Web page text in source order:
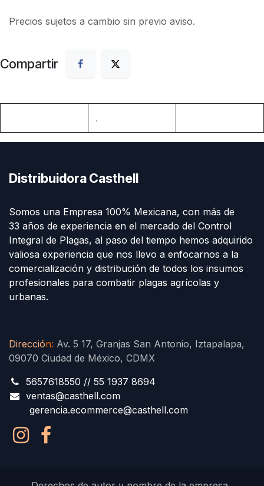
Precios sujetos a cambio sin previo aviso.
Compartir
.
Distribuidora Casthell
Somos una Empresa 100% Mexicana, con más de
33 años de experiencia en el mercado del Control
Integral de Plagas, al paso del tiempo hemos adquirido
valiosa experiencia que nos llevo a enfocarnos a la
comercialización y distribución de todos los insumos
profesionales para combatir plagas agrícolas y
urbanas.
Dirección: Av. 5 17, Granjas San Antonio, Iztapalapa,
09070 Ciudad de México, CDMX
5657618550 // 55 1937 8694
ventas@casthell.com
gerencia.ecommerce@casthell.com